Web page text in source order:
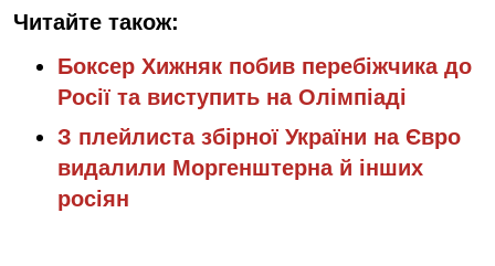
Читайте також:
Боксер Хижняк побив перебіжчика до
Росії та виступить на Олімпіаді
З плейлиста збірної України на Євро
видалили Моргенштерна й інших
росіян